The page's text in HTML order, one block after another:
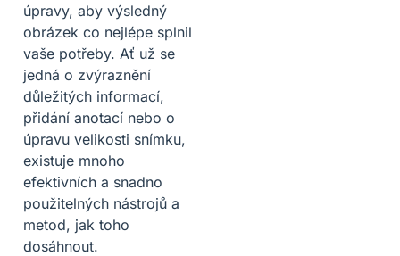
úpravy, aby výsledný
obrázek co nejlépe splnil
vaše potřeby. Ať už se
jedná o zvýraznění
důležitých informací,
přidání anotací nebo o
úpravu velikosti snímku,
existuje mnoho
efektivních a snadno
použitelných nástrojů a
metod, jak toho
dosáhnout.